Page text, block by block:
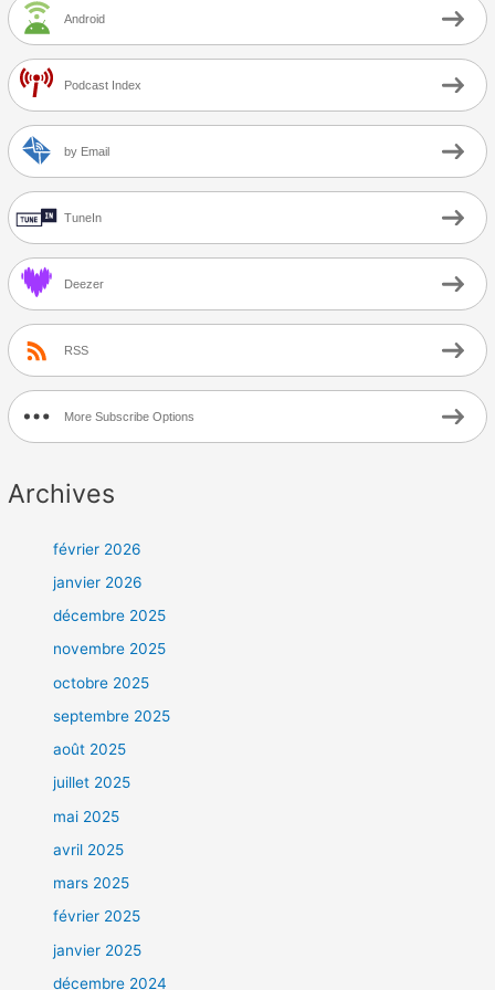
Android
Podcast Index
by Email
TuneIn
Deezer
RSS
More Subscribe Options
Archives
février 2026
janvier 2026
décembre 2025
novembre 2025
octobre 2025
septembre 2025
août 2025
juillet 2025
mai 2025
avril 2025
mars 2025
février 2025
janvier 2025
décembre 2024